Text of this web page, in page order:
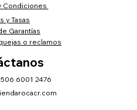
Condiciones
y Tasas
Garantías
o reclamos
6001 2476